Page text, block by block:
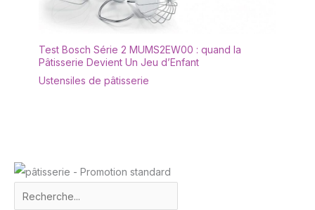
Test Bosch Série 2 MUMS2EW00 : quand la
Pâtisserie Devient Un Jeu d’Enfant
Ustensiles de pâtisserie